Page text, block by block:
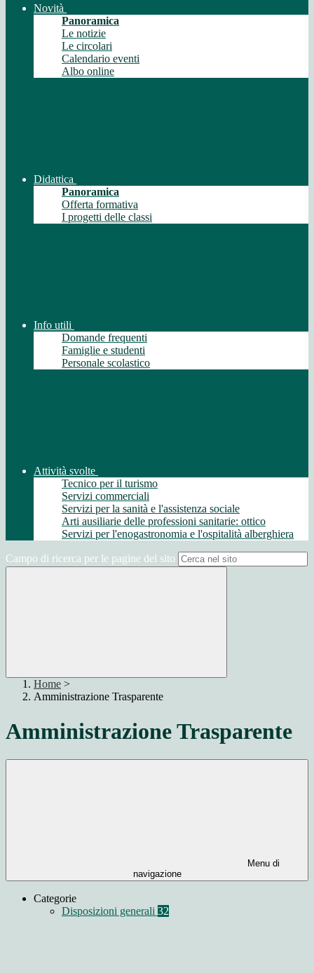
Novità
Panoramica
Le notizie
Le circolari
Calendario eventi
Albo online
Didattica
Panoramica
Offerta formativa
I progetti delle classi
Info utili
Domande frequenti
Famiglie e studenti
Personale scolastico
Attività svolte
Tecnico per il turismo
Servizi commerciali
Servizi per la sanità e l'assistenza sociale
Arti ausiliarie delle professioni sanitarie: ottico
Servizi per l'enogastronomia e l'ospitalità alberghiera
Campo di ricerca per le pagine del sito
Home >
Amministrazione Trasparente
Amministrazione Trasparente
Menu di
navigazione
Categorie
Disposizioni generali 32